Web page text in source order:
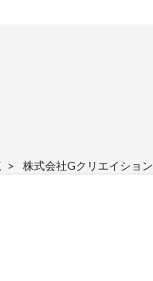
株式会社Gクリエイション